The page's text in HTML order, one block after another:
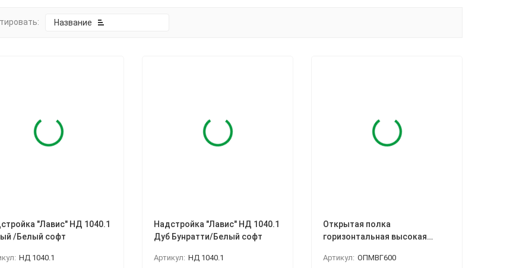
Название
"Лавис" НД 1040.1
/Белый софт
НД 1040.1
Надстройка "Лавис" НД 1040.1
Дуб Бунратти/Белый софт
Артикул: НД 1040.1
Открытая полка
горизонтальная высокая
Артикул: ОПМВГ600